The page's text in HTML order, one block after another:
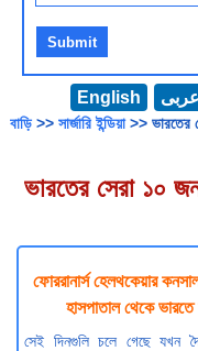
English عربى
বাড়ি>> সার্জারি ইন্ডিয়া>> ভারতের
ভারতের সেরা ১০
ফোররানার্স হেলথকেয়ার
হাসপাতাল থেকে
সেই দিনগুলি চলে গেছে যখন